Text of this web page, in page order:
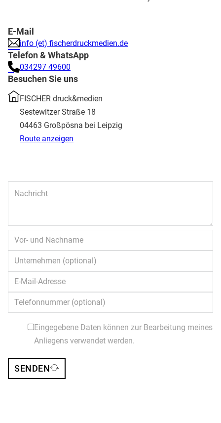
E-Mail
info (et) fischerdruckmedien.de
Telefon & WhatsApp
034297 49600
Besuchen Sie uns
FISCHER druck&medien
Sestewitzer Straße 18
04463 Großpösna bei Leipzig
Route anzeigen
Eingegebene Daten können zur Bearbeitung meines
Anliegens verwendet werden.
SENDEN